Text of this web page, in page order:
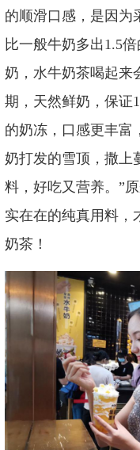
的顺滑口感，是因为
比一般牛奶多出1.5
奶，水牛奶茶喝起来
期，天然鲜奶，保证
的奶冻，口感更丰富
奶打发的雪顶，撒上
料，好吃又营养。”
实在在的纯真用料，
奶茶！